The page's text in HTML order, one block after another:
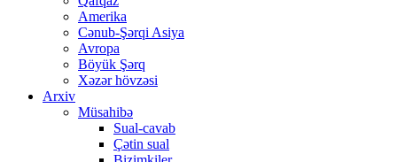
Amerika
Cənub-Şərqi Asiya
Avropa
Böyük Şərq
Xəzər hövzəsi
Arxiv
Müsahibə
Sual-cavab
Çətin sual